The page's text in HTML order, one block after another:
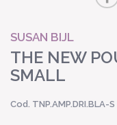
SUSAN BIJL
THE NEW
SMALL
Cod. TNP.AMP.DRI.BLA-S